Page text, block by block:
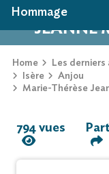
AVIS DE
JEANNE
Home Les derniers
Isère
Anjou
Marie-Thérèse
Hommage
Faire-part
794 vues